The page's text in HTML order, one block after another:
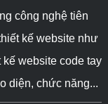
công nghệ tiên
kế website như
kế website code tay
diện, chức năng...